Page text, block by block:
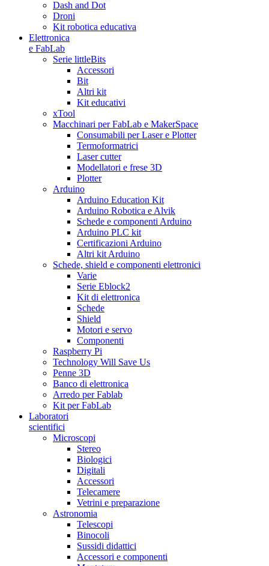
Dash and Dot
Droni
Kit robotica educativa
Elettronica
e FabLab
Serie littleBits
Accessori
Bit
Altri kit
Kit educativi
xTool
Macchinari per FabLab e MakerSpace
Consumabili per Laser e Plotter
Termoformatrici
Laser cutter
Modellatori e frese 3D
Plotter
Arduino
Arduino Education Kit
Arduino Robotica e Alvik
Schede e componenti Arduino
Arduino PLC kit
Certificazioni Arduino
Altri kit Arduino
Schede, shield e componenti elettronici
Varie
Serie Eblock2
Kit di elettronica
Schede
Shield
Motori e servo
Componenti
Raspberry Pi
Technology Will Save Us
Penne 3D
Banco di elettronica
Arredo per Fablab
Kit per FabLab
Laboratori
scientifici
Microscopi
Stereo
Biologici
Digitali
Accessori
Telecamere
Vetrini e preparazione
Astronomia
Telescopi
Binocoli
Sussidi didattici
Accessori e componenti